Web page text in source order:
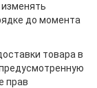
до момента
товара в
прав